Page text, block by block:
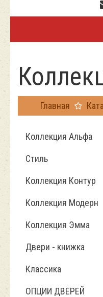
Главная
Коллекция Альфа
Стиль
Коллекция Контур
Коллекция Модерн
Коллекция Эмма
Двери - книжка
Классика
ОПЦИИ ДВЕРЕЙ